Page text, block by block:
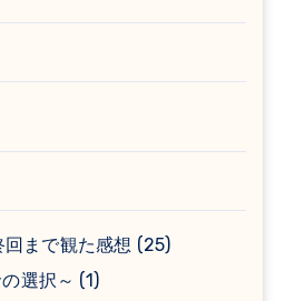
まで観た感想 (25)
選択～ (1)